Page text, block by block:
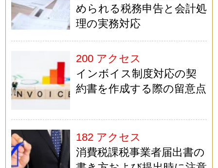
められる税務申告と会計処
理の実務対応
200 アクセス
インボイス制度対応の契
約書を作成する際の留意点
182 アクセス
消費税課税事業者届出書の